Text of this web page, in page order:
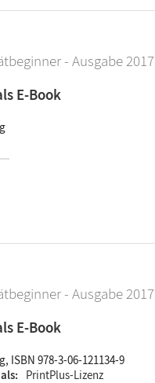
- Ausgabe 2017
E-Book
- Ausgabe 2017
E-Book
ISBN 978-3-06-121134-9
PrintPlus-Lizenz